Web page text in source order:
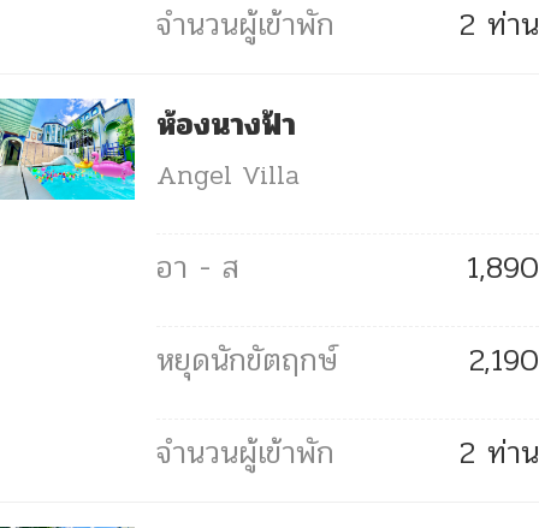
2 ท่าน
ห้องนางฟ้า
Angel Villa
1,890
2,190
2 ท่าน